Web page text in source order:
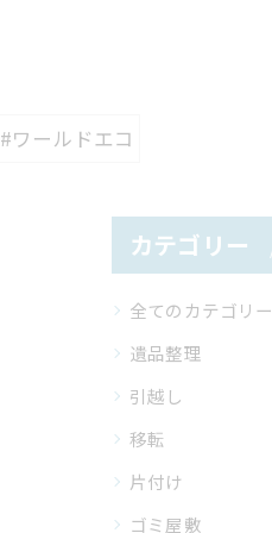
#ワールドエコ
カテゴリー
全てのカテゴリー
遺品整理
引越し
移転
片付け
ゴミ屋敷